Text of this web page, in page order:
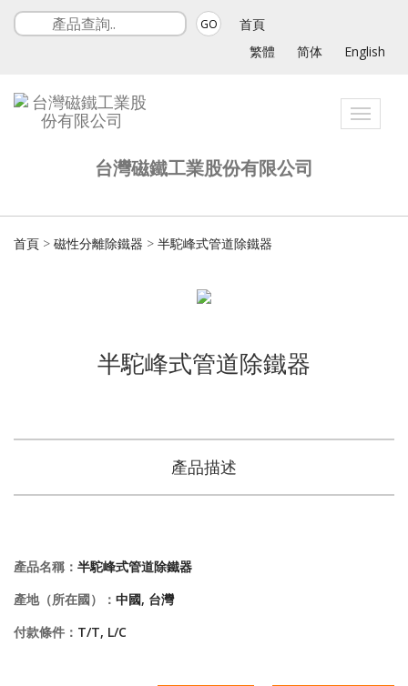
GO
首頁
繁體
简体 English
Toggle
台灣磁鐵工業股份有限公司
首頁 > 磁性分離除鐵器 > 半駝峰式管道除鐵器
半駝峰式管道除鐵器
產品描述
產品名稱： 半駝峰式管道除鐵器
產地（所在國）： 中國, 台灣
付款條件： T/T, L/C